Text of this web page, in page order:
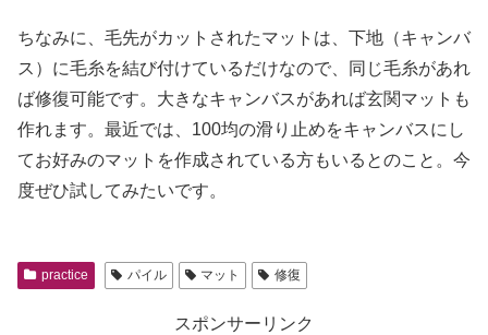
ちなみに、毛先がカットされたマットは、下地（キャンバ
ス）に毛糸を結び付けているだけなので、同じ毛糸があれ
ば修復可能です。大きなキャンバスがあれば玄関マットも
作れます。最近では、100均の滑り止めをキャンバスにし
てお好みのマットを作成されている方もいるとのこと。今
度ぜひ試してみたいです。
practice パイル マット 修復
スポンサーリンク